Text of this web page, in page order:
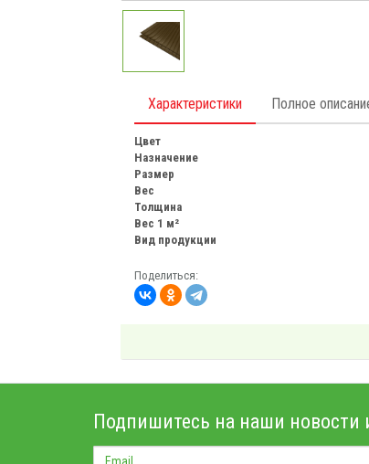
Характеристики Полное
Цвет
Назначение
Размер
Вес
Толщина
Вес 1 м²
Вид продукции
Поделиться:
Подпишитесь на наши новости